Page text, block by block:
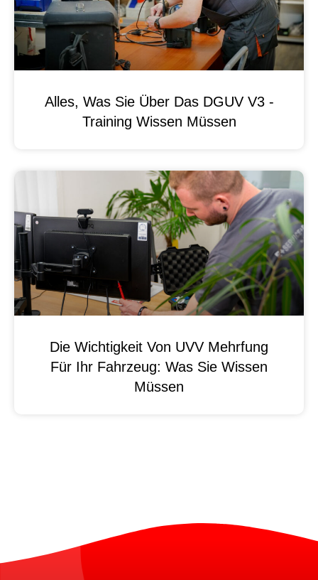
Alles, Was Sie Über Das DGUV V3 -
Training Wissen Müssen
Die Wichtigkeit Von UVV Mehrfung
Für Ihr Fahrzeug: Was Sie Wissen
Müssen